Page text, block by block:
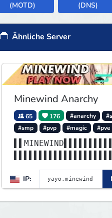
(MOTD)
(DNS)
Ähnliche Server
Minewind Anarchy
65 176 #anarchy
#smp
#pvp #magic #pve
IP: